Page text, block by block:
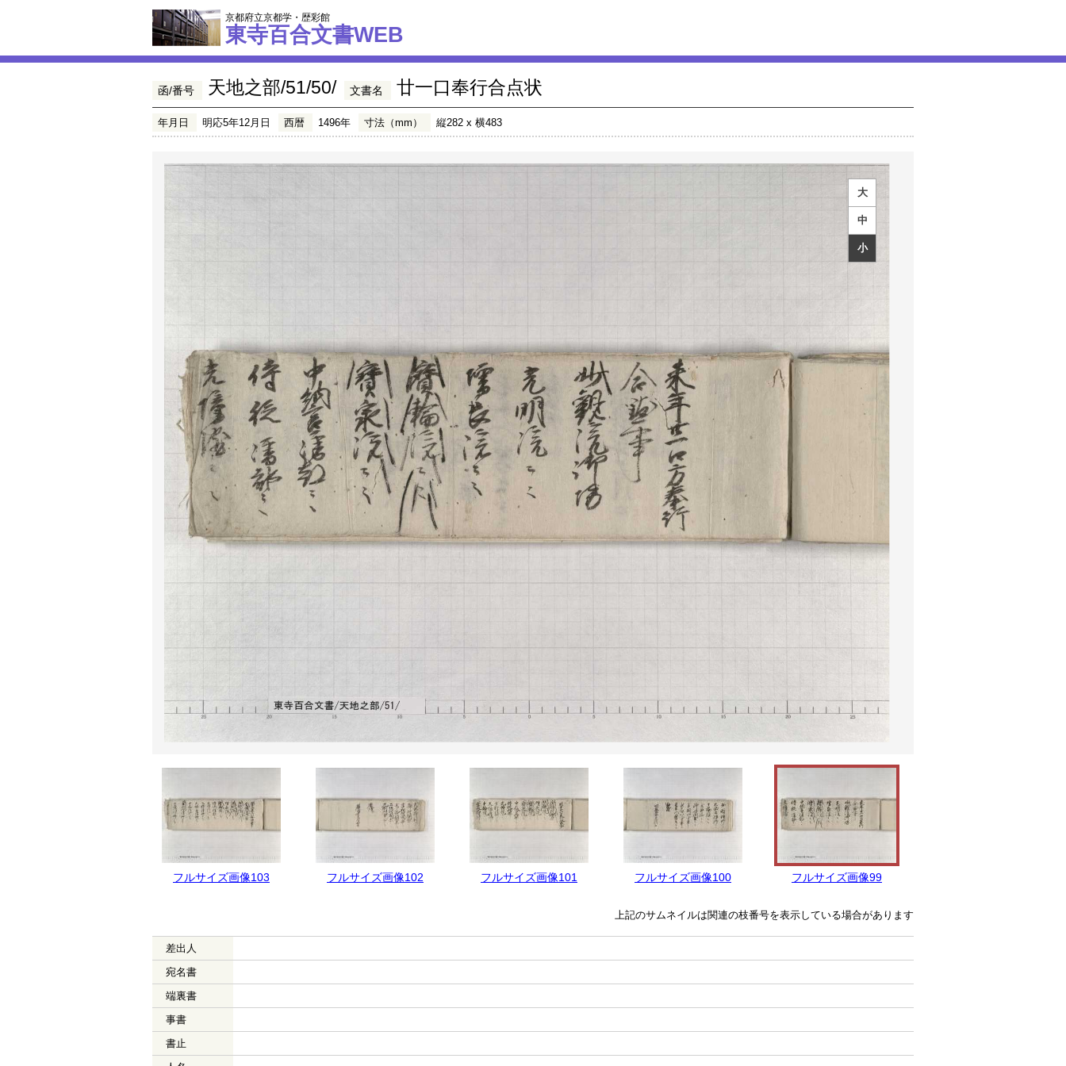
京都府立京都学・歴彩館
東寺百合文書WEB
函/番号 天地之部/51/50/ 文書名 廿一口奉行合点状
年月日 明応5年12月日 西暦 1496年 寸法（mm） 縦282 x 横483
大
中
小
フルサイズ画像103 フルサイズ画像102 フルサイズ画像101 フルサイズ画像100 フルサイズ画像99
上記のサムネイルは関連の枝番号を表示している場合があります
差出人
宛名書
端裏書
事書
書止